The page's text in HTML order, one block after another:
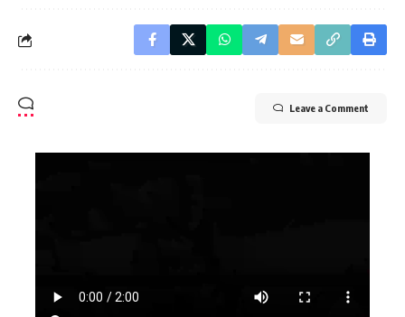
Leave a Comment